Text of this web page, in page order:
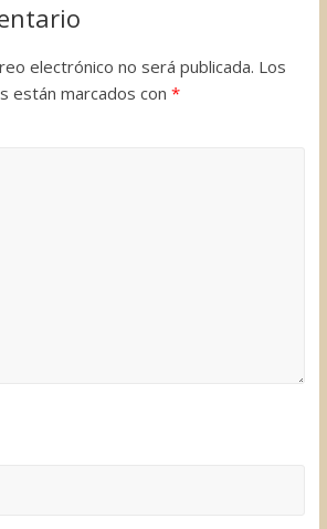
e
t
t
r
electrónico no será publicada. Los
están marcados con *